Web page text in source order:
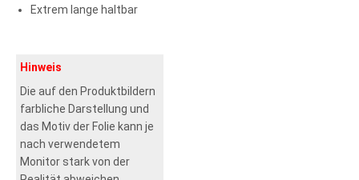
Extrem lange haltbar
Hinweis
Die auf den Produktbildern
farbliche Darstellung und
das Motiv der Folie kann je
nach verwendetem
Monitor stark von der